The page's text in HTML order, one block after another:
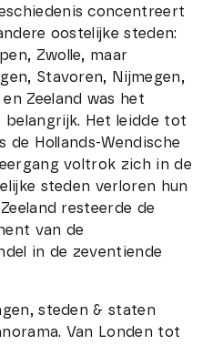
concentreert
oostelijke steden:
Zwolle, maar
Stavoren, Nijmegen,
Zeeland was het
belangrijk. Het leidde tot
de Hollands-Wendische
voltrok zich in de
steden verloren hun
resteerde de
van de
in de zeventiende
steden & staten
Van Londen tot